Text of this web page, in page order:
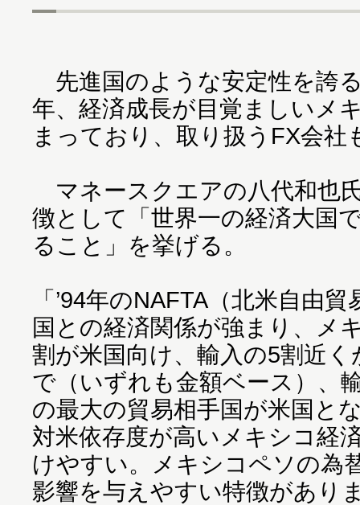
先進国のような安定性を誇
年、経済成長が目覚ましいメ
まっており、取り扱うFX会社
マネースクエアの八代和也
徴として「世界一の経済大国
ること」を挙げる。
「’94年のNAFTA（北米自由
国との経済関係が強まり、メ
割が米国向け、輸入の5割近
で（いずれも金額ベース）、
の最大の貿易相手国が米国と
対米依存度が高いメキシコ経
けやすい。メキシコペソの為
影響を与えやすい特徴があり